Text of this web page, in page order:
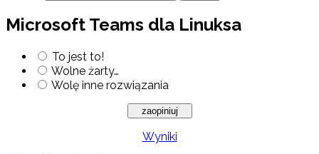
Microsoft Teams dla Linuksa
To jest to!
Wolne żarty…
Wolę inne rozwiązania
Wyniki